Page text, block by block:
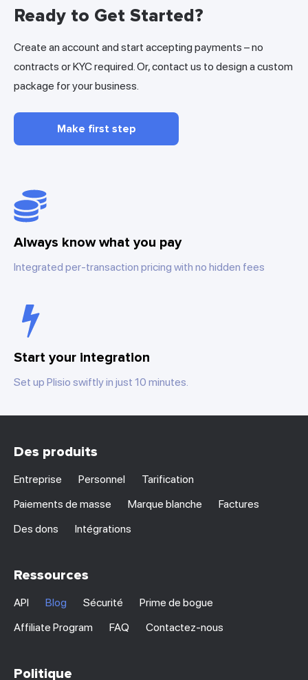
Ready to Get Started?
Create an account and start accepting payments – no
contracts or KYC required. Or, contact us to design a custom
package for your business.
Make first step
Always know what you pay
Integrated per-transaction pricing with no hidden fees
Start your integration
Set up Plisio swiftly in just 10 minutes.
Des produits
Entreprise Personnel
Tarification
Paiements de masse
Marque blanche
Factures
Des dons
Intégrations
Ressources
API Blog Sécurité
Prime de bogue
Affiliate Program
FAQ Contactez-nous
Politique